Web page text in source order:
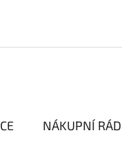
NÁKUPNÍ